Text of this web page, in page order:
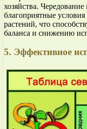
хозяйства. Чередование
благоприятные
растений, что
баланса и снижению
5. Эффективное